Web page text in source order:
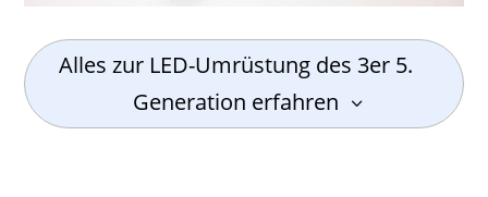
Alles zur LED-Umrüstung des 3er 5.
Generation erfahren